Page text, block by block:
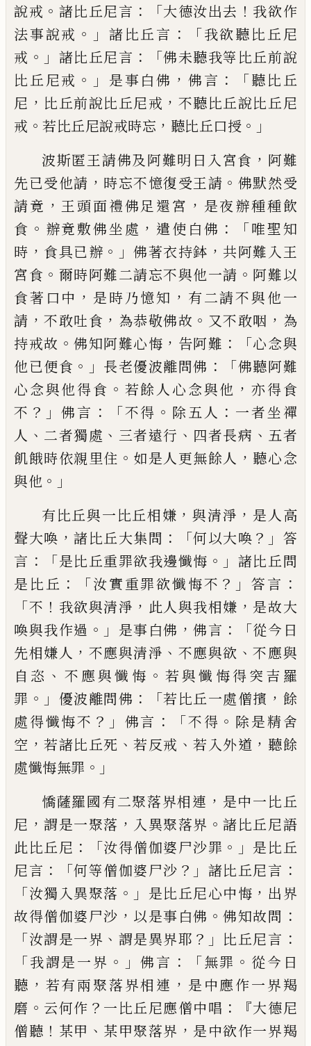
說戒 。 諸比丘尼言 ：「大德汝出去 ！ 我欲作
法事說戒 。」 諸比丘言 ：「我欲聽比丘尼
戒 。」 諸比丘尼言 ：「佛未聽我等比丘前說
比丘尼戒 。」 是事白佛 ， 佛言 ：「聽比丘
尼 ， 比丘前說比丘尼戒 ， 不聽比丘說比丘尼
戒 。 若比丘尼說戒時忘 ， 聽比丘口授 。」
波斯匿王請佛及阿難明日入宮食 ， 阿難
先已受他請 ， 時忘不憶復受王請 。 佛默然受
請竟 ， 王頭面禮佛足還宮 ， 是夜辦種種飲
食 。 辦竟敷佛坐處 ， 遣使白佛 ： 「唯聖知
時 ， 食具已辦 。」佛著衣持鉢 ，共阿難入王
宮食 。 爾時阿難二請忘不與他一請 。 阿難以
食著口中 ， 是時乃憶知 ， 有二請不與他一
請 ，不敢吐食 ， 為恭敬佛故 。 又不敢咽 ， 為
持戒故 。佛知阿難心悔 ， 告阿難 ：「心念與
他已便食 。」 長老優波離問佛 ：「佛聽阿難
心念與他得食 。 若餘人心念與他 ， 亦得食
不 ？」佛言 ：「不得 。 除五人 ： 一者坐禪
人 、 二者獨處 、 三者遠行 、 四者長病 、 五者
飢餓時依親里住 。 如是人更無餘人 ， 聽心念
與他 。」
有比丘與一比丘相嫌 ，與清淨 ， 是人高
聲大喚 ，諸比丘大集問 ：「何以大喚 ？」 答
言 ：「是比丘重罪欲我邊懺悔 。」 諸比丘問
是比丘 ：「汝實重罪欲懺悔不 ？」 答言 ：
「不 ！ 我欲與清淨 ， 此人與我相嫌 ， 是故大
喚與我作過 。」 是事白佛 ，佛言 ：「從今 日
先相嫌人 ， 不應與清淨 、 不應與欲 、不應與
自恣 、 不應與懺悔 。 若與懺悔得突吉羅
罪 。」 優波離問佛 ：「若比丘一處僧擯 ， 餘
處得懺悔不 ？」 佛言 ：「不得 。 除是精舍
空 ，若諸比丘死 、若反戒 、若入外道 ， 聽餘
處懺悔無罪 。」
憍薩羅國有二聚落界相連 ， 是中一比丘
尼 ，謂是一聚落 ， 入異聚落界 。諸比丘尼語
此比丘尼 ：「汝得僧伽婆尸沙罪 。」 是比丘
尼言 ：「何等僧伽婆尸沙 ？」 諸比丘尼言 ：
「汝獨入異聚落 。」 是比丘尼心中悔 ， 出界
故得僧伽婆尸沙 ， 以是事白佛 。佛知故問 ：
「汝謂是一界 、 謂是異界耶 ？」 比丘尼言 ：
「我謂是一界 。」佛言 ：「無罪 。 從今日
聽 ， 若有兩聚落界相連 ， 是中應作一界羯
磨 。 云何作 ？ 一比丘尼應僧中唱 ：『大德尼
僧聽 ！ 某甲 、 某甲聚落界 ， 是中欲作一界羯